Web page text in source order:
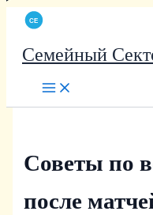
Семейный
Советы по
после